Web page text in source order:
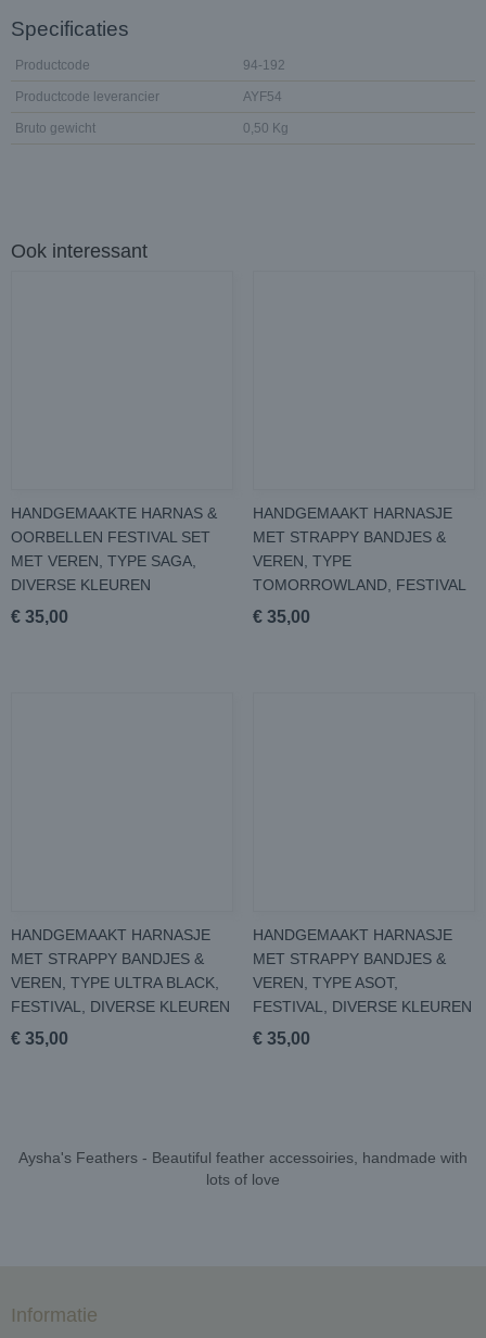
Specificaties
Productcode 94-192
Productcode leverancier AYF54
Bruto gewicht 0,50 Kg
Ook interessant
HANDGEMAAKTE HARNAS &
OORBELLEN FESTIVAL SET
MET VEREN, TYPE SAGA,
DIVERSE KLEUREN
€ 35,00
HANDGEMAAKT HARNASJE
MET STRAPPY BANDJES &
VEREN, TYPE
TOMORROWLAND, FESTIVAL
€ 35,00
HANDGEMAAKT HARNASJE
MET STRAPPY BANDJES &
VEREN, TYPE ULTRA BLACK,
FESTIVAL, DIVERSE KLEUREN
€ 35,00
HANDGEMAAKT HARNASJE
MET STRAPPY BANDJES &
VEREN, TYPE ASOT,
FESTIVAL, DIVERSE KLEUREN
€ 35,00
Aysha's Feathers - Beautiful feather accessoiries, handmade with
lots of love
Informatie